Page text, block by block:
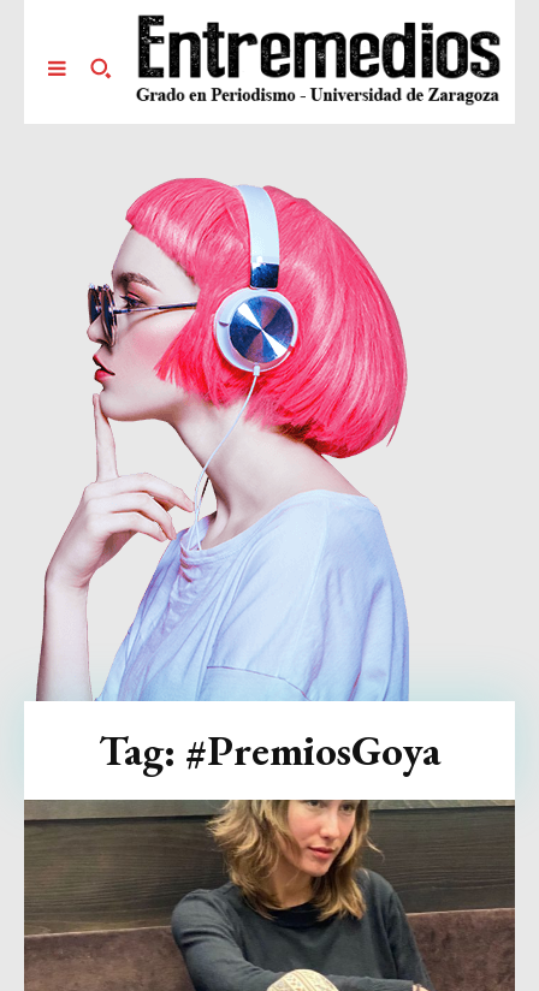
Tag: #PremiosGoya